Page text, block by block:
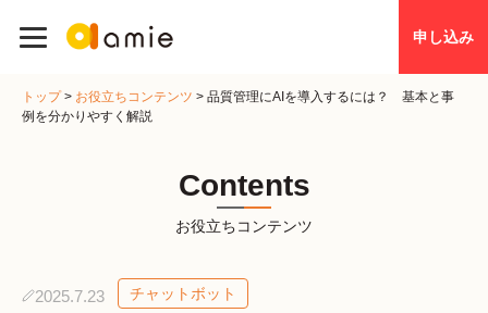
申し込み
トップ> お役立ちコンテンツ > 品質管理にAIを導入するには？ 基本と事
例を分かりやすく解説
Contents
お役立ちコンテンツ
2025.7.23 チャットボット